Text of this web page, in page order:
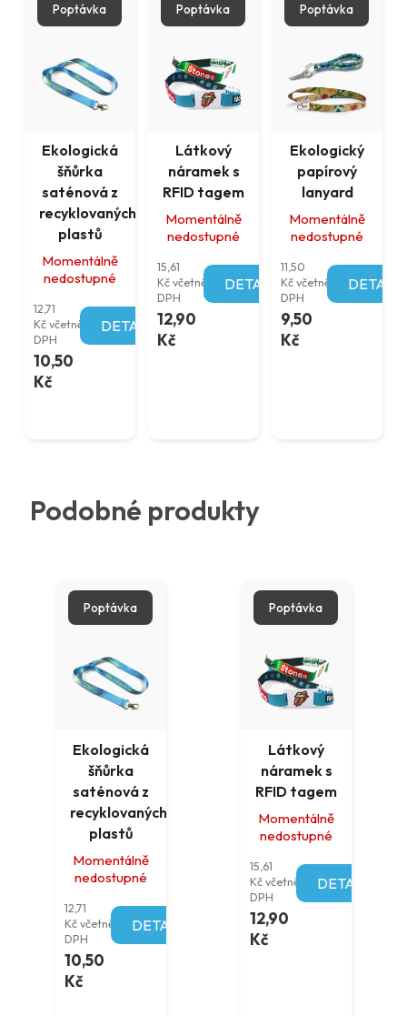
Poptávka
Ekologická
šňůrka
saténová z
recyklovaných
plastů
Momentálně
nedostupné
12,71
Kč včetně
DPH
10,50
Kč
DETAIL
Poptávka
Látkový
náramek s
RFID tagem
Momentálně
nedostupné
15,61
Kč včetně
DPH
12,90
Kč
DETAIL
Poptávka
Ekologický
papírový
lanyard
Momentálně
nedostupné
11,50
Kč včetně
DPH
9,50
Kč
DETAIL
Podobné produkty
Poptávka
Ekologická
šňůrka
saténová z
recyklovaných
plastů
Momentálně
nedostupné
12,71
Kč včetně
DPH
10,50
Kč
DETAIL
Poptávka
Látkový
náramek s
RFID tagem
Momentálně
nedostupné
15,61
Kč včetně
DPH
12,90
Kč
DETAIL